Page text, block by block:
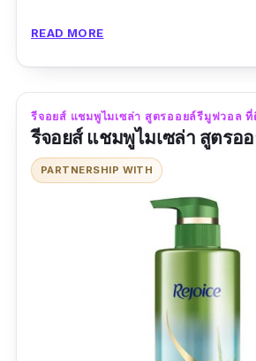
ข้อดี
มีสารสกัดจากธรรมชาติ
ผมมีน้ำหนัก
ข้อเสีย
READ MORE
รีจอยส์ แชมพูไมเซล่า สูตรออยล์รีมูฟวอล
รีจอยส์ แชมพูไมเซล่า สูตรอ
PARTNERSHIP WITH